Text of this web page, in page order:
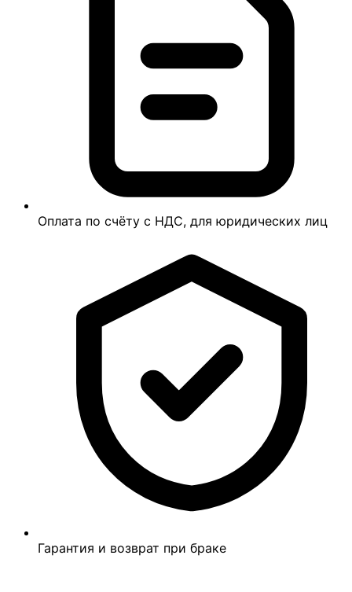
Оплата по счёту с НДС, для юридических лиц
Гарантия и возврат при браке